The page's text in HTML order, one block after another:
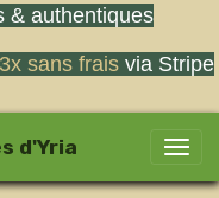
& authentiques
3x sans fraisvia Stripe
d'Yria